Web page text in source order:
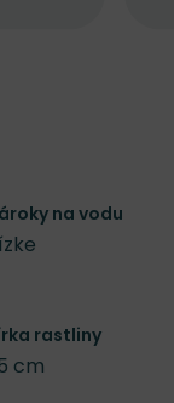
na vodu
rastliny
cm